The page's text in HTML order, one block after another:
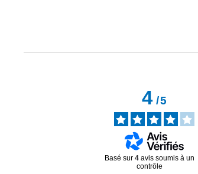
4/5
Basé sur 4 avis soumis à un
contrôle